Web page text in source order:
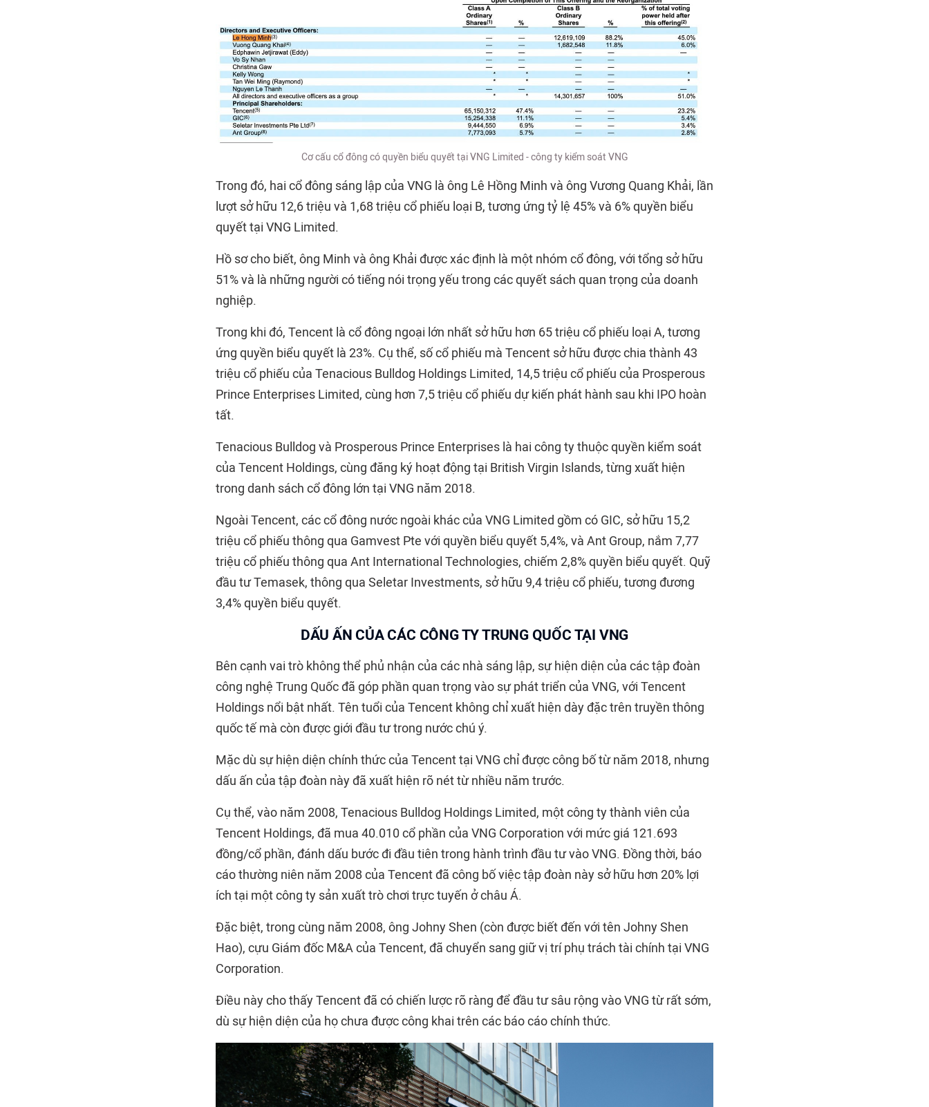
Cơ cấu cổ đông có quyền biểu quyết tại VNG Limited - công ty kiểm soát VNG
Trong đó, hai cổ đông sáng lập của VNG là ông Lê Hồng Minh và ông Vương Quang Khải, lần
lượt sở hữu 12,6 triệu và 1,68 triệu cổ phiếu loại B, tương ứng tỷ lệ 45% và 6% quyền biểu
quyết tại VNG Limited.
Hồ sơ cho biết, ông Minh và ông Khải được xác định là một nhóm cổ đông, với tổng sở hữu
51% và là những người có tiếng nói trọng yếu trong các quyết sách quan trọng của doanh
nghiệp.
Trong khi đó, Tencent là cổ đông ngoại lớn nhất sở hữu hơn 65 triệu cổ phiếu loại A, tương
ứng quyền biểu quyết là 23%. Cụ thể, số cổ phiếu mà Tencent sở hữu được chia thành 43
triệu cổ phiếu của Tenacious Bulldog Holdings Limited, 14,5 triệu cổ phiếu của Prosperous
Prince Enterprises Limited, cùng hơn 7,5 triệu cổ phiếu dự kiến phát hành sau khi IPO hoàn
tất.
Tenacious Bulldog và Prosperous Prince Enterprises là hai công ty thuộc quyền kiểm soát
của Tencent Holdings, cùng đăng ký hoạt động tại British Virgin Islands, từng xuất hiện
trong danh sách cổ đông lớn tại VNG năm 2018.
Ngoài Tencent, các cổ đông nước ngoài khác của VNG Limited gồm có GIC, sở hữu 15,2
triệu cổ phiếu thông qua Gamvest Pte với quyền biểu quyết 5,4%, và Ant Group, nắm 7,77
triệu cổ phiếu thông qua Ant International Technologies, chiếm 2,8% quyền biểu quyết. Quỹ
đầu tư Temasek, thông qua Seletar Investments, sở hữu 9,4 triệu cổ phiếu, tương đương
3,4% quyền biểu quyết.
DẤU ẤN CỦA CÁC CÔNG TY TRUNG QUỐC TẠI VNG
Bên cạnh vai trò không thể phủ nhận của các nhà sáng lập, sự hiện diện của các tập đoàn
công nghệ Trung Quốc đã góp phần quan trọng vào sự phát triển của VNG, với Tencent
Holdings nổi bật nhất. Tên tuổi của Tencent không chỉ xuất hiện dày đặc trên truyền thông
quốc tế mà còn được giới đầu tư trong nước chú ý.
Mặc dù sự hiện diện chính thức của Tencent tại VNG chỉ được công bố từ năm 2018, nhưng
dấu ấn của tập đoàn này đã xuất hiện rõ nét từ nhiều năm trước.
Cụ thể, vào năm 2008, Tenacious Bulldog Holdings Limited, một công ty thành viên của
Tencent Holdings, đã mua 40.010 cổ phần của VNG Corporation với mức giá 121.693
đồng/cổ phần, đánh dấu bước đi đầu tiên trong hành trình đầu tư vào VNG. Đồng thời, báo
cáo thường niên năm 2008 của Tencent đã công bố việc tập đoàn này sở hữu hơn 20% lợi
ích tại một công ty sản xuất trò chơi trực tuyến ở châu Á.
Đặc biệt, trong cùng năm 2008, ông Johny Shen (còn được biết đến với tên Johny Shen
Hao), cựu Giám đốc M&A của Tencent, đã chuyển sang giữ vị trí phụ trách tài chính tại VNG
Corporation.
Điều này cho thấy Tencent đã có chiến lược rõ ràng để đầu tư sâu rộng vào VNG từ rất sớm,
dù sự hiện diện của họ chưa được công khai trên các báo cáo chính thức.